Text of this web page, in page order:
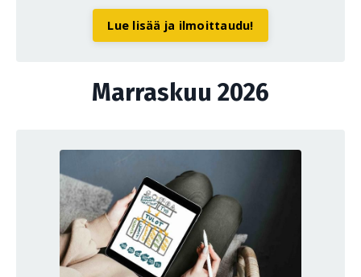
Lue lisää ja ilmoittaudu!
Marraskuu 2026